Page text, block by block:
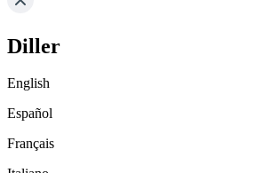
Diller
English
Español
Français